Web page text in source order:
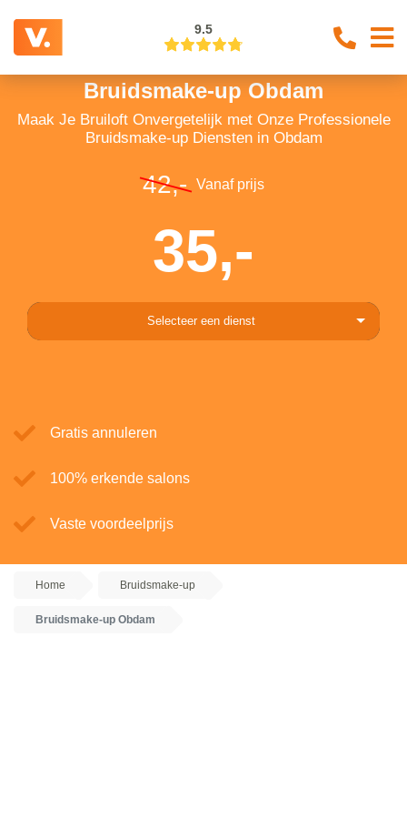
9.5
Bruidsmake-up Obdam
Maak Je Bruiloft Onvergetelijk met Onze Professionele
Bruidsmake-up Diensten in Obdam
42,- Vanaf prijs
35,-
Selecteer een dienst
Gratis annuleren
100% erkende salons
Vaste voordeelprijs
Home Bruidsmake-up
Bruidsmake-up Obdam